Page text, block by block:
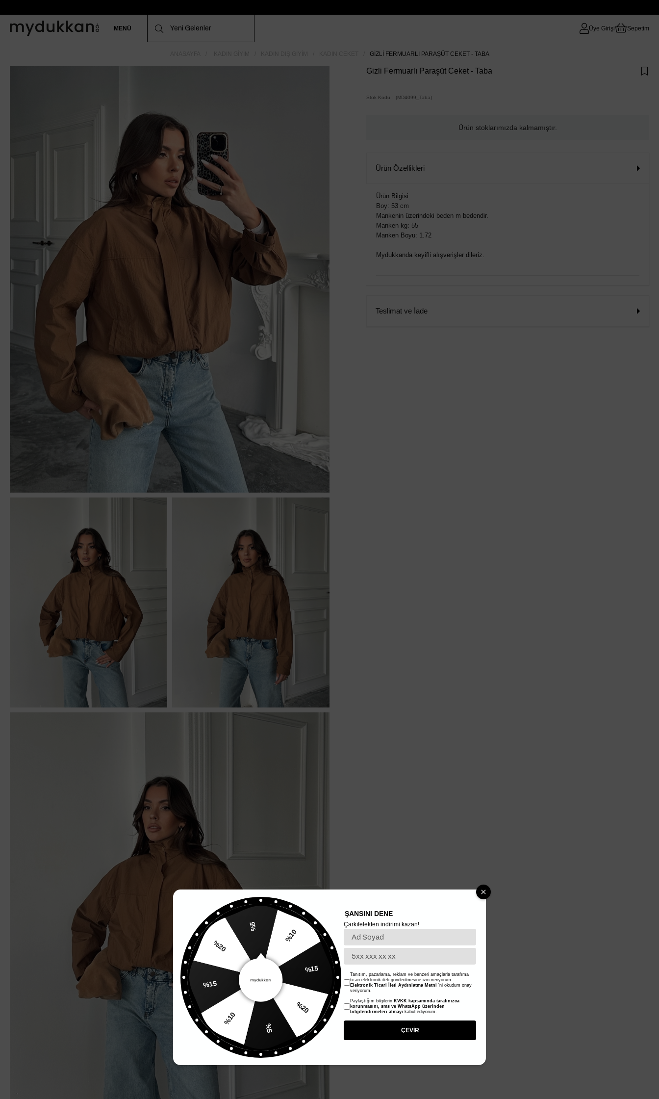
MENÜ Üye Girişi Sepetim
GIZLI FERMUARLI PARAŞÜT CEKET - TABA
Gizli Fermuarlı Paraşüt Ceket - Taba
Stok Kodu (MD4099_Taba)
Ürün stoklarımızda kalmamıştır.
Ürün Özellikleri
Ürün Bilgisi
Boy: 53 cm
Mankenin üzerindeki beden m bedendir.
Manken kg: 55
Manken Boyu: 1.72
Mydukkanda keyifli alışverişler dileriz.
Teslimat ve İade
%5
%10
%15
%20
%5
%10
%15
%20
ŞANSINI DENE
Çarkıfelekten indirimi kazan!
Tanıtım, pazarlama, reklam ve benzeri amaçlarla tarafıma
ticari elektronik ileti gönderilmesine izin veriyorum.
Elektronik Ticari İleti Aydınlatma Metni 'ni okudum onay
veriyorum.
Paylaştığım bilgilerin KVKK kapsamında tarafınızca
korunmasını, sms ve WhatsApp üzerinden
bilgilendirmeleri almayı kabul ediyorum.
ÇEVİR